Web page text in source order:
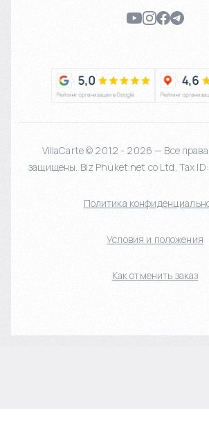
VillaCarte © 2012 - 2026 — Все
защищены. Biz Phuket.net co Ltd. Tax
Политика
Условия и положения
Как отменить заказ